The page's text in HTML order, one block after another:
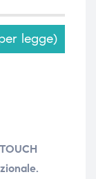
legge)